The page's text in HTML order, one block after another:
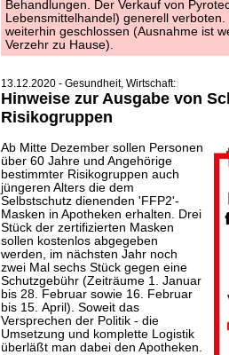
Behandlungen. Der Verkauf von
Lebensmittelhandel) generell
weiterhin geschlossen (Ausnahme ist
Verzehr zu Hause).
13.12.2020 - Gesundheit, Wirtschaft:
Hinweise zur Ausgabe von
Risikogruppen
Ab Mitte Dezember sollen Personen
über 60 Jahre und Angehörige
bestimmter Risikogruppen auch
jüngeren Alters die dem
Selbstschutz dienenden 'FFP2'-
Masken in Apotheken erhalten. Drei
Stück der zertifizierten Masken
sollen kostenlos abgegeben
werden, im nächsten Jahr noch
zwei Mal sechs Stück gegen eine
Schutzgebühr (Zeiträume 1. Januar
bis 28. Februar sowie 16. Februar
bis 15. April). Soweit das
Versprechen der Politik - die
Umsetzung und komplette Logistik
überläßt man dabei den Apotheken.